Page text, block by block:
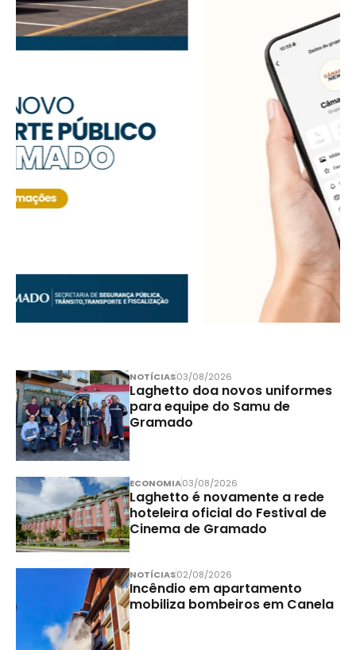
NOTÍCIAS03/08/2026
Laghetto doa novos uniformes
para equipe do Samu de
Gramado
ECONOMIA03/08/2026
Laghetto é novamente a rede
hoteleira oficial do Festival de
Cinema de Gramado
NOTÍCIAS02/08/2026
Incêndio em apartamento
mobiliza bombeiros em Canela